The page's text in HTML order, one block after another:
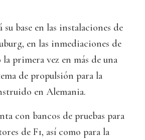
base en las instalaciones de
en las inmediaciones de
primera vez en más de una
de propulsión para la
en Alemania.
con bancos de pruebas para
de F1, así como para la